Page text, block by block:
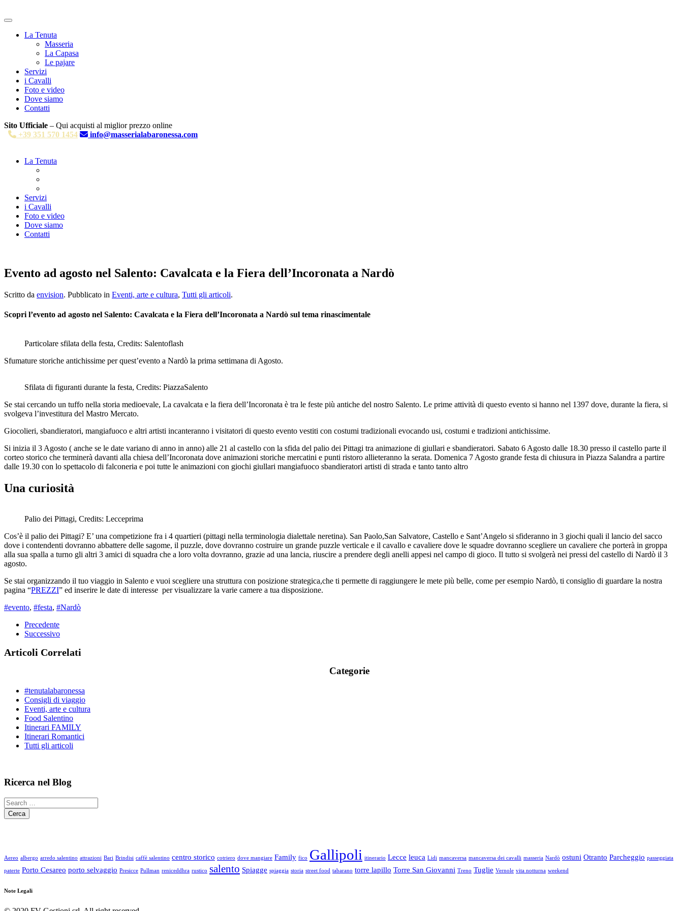
La Tenuta
Masseria
La Capasa
Le pajare
Servizi
i Cavalli
Foto e video
Dove siamo
Contatti
Sito Ufficiale – Qui acquisti al miglior prezzo online
+39 351 570 1454
info@masserialabaronessa.com
La Tenuta
Servizi
i Cavalli
Foto e video
Dove siamo
Contatti
Evento ad agosto nel Salento: Cavalcata e la Fiera dell’Incoronata a Nardò
Scritto da envision. Pubblicato in Eventi, arte e cultura, Tutti gli articoli.
Scopri l’evento ad agosto nel Salento: Cavalcata e la Fiera dell’Incoronata a Nardò sul tema rinascimentale
Particolare sfilata della festa, Credits: Salentoflash
Sfumature storiche antichissime per quest’evento a Nardò la prima settimana di Agosto.
Sfilata di figuranti durante la festa, Credits: PiazzaSalento
Se stai cercando un tuffo nella storia medioevale, La cavalcata e la fiera dell’Incoronata è tra le feste più antiche del nostro Salento. Le prime attività di questo evento si hanno nel 1397 dove, durante la fiera, si
svolgeva l’investitura del Mastro Mercato.
Giocolieri, sbandieratori, mangiafuoco e altri artisti incanteranno i visitatori di questo evento vestiti con costumi tradizionali evocando usi, costumi e tradizioni antichissime.
Si inizia il 3 Agosto ( anche se le date variano di anno in anno) alle 21 al castello con la sfida del palio dei Pittagi tra animazione di giullari e sbandieratori. Sabato 6 Agosto dalle 18.30 presso il castello parte il
corteo storico che terminerà davanti alla chiesa dell’Incoronata dove animazioni storiche mercatini e punti ristoro allieteranno la serata. Domenica 7 Agosto grande festa di chiusura in Piazza Salandra a partire
dalle 19.30 con lo spettacolo di falconeria e poi tutte le animazioni con giochi giullari mangiafuoco sbandieratori artisti di strada e tanto tanto altro
Una curiosità
Palio dei Pittagi, Credits: Lecceprima
Cos’è il palio dei Pittagi? E’ una competizione fra i 4 quartieri (pittagi nella terminologia dialettale neretina). San Paolo,San Salvatore, Castello e Sant’Angelo si sfideranno in 3 giochi quali il lancio del sacco
dove i contendenti dovranno abbattere delle sagome, il puzzle, dove dovranno costruire un grande puzzle verticale e il cavallo e cavaliere dove le squadre dovranno scegliere un cavaliere che porterà in groppa
alla sua spalla a turno gli altri 3 amici di squadra che a loro volta dovranno, grazie ad una lancia, riuscire a prendere degli anelli appesi nel campo di gioco. Il tutto si svolgerà nei pressi del castello di Nardò il 3
agosto.
Se stai organizzando il tuo viaggio in Salento e vuoi scegliere una struttura con posizione strategica,che ti permette di raggiungere le mete più belle, come per esempio Nardò, ti consiglio di guardare la nostra
pagina “PREZZI” ed inserire le date di interesse per visualizzare la varie camere a tua disposizione.
#evento, #festa, #Nardò
Precedente
Successivo
Articoli Correlati
Categorie
#tenutalabaronessa
Consigli di viaggio
Eventi, arte e cultura
Food Salentino
Itinerari FAMILY
Itinerari Romantici
Tutti gli articoli
Ricerca nel Blog
Aereo albergo arredo salentino attrazioni Bari Brindisi caffè salentino centro storico cotriero dove mangiare Family fico Gallipoli itinerario Lecce leuca Lidi mancaversa mancaversa dei cavalli masseria Nardò ostuni Otranto Parcheggio passeggiata
paterte Porto Cesareo porto selvaggio Presicce Pullman reniceddhra rustico salento Spiagge spiaggia storia street food tabarano torre lapillo Torre San Giovanni Treno Tuglie Vernole vita notturna weekend
Note Legali